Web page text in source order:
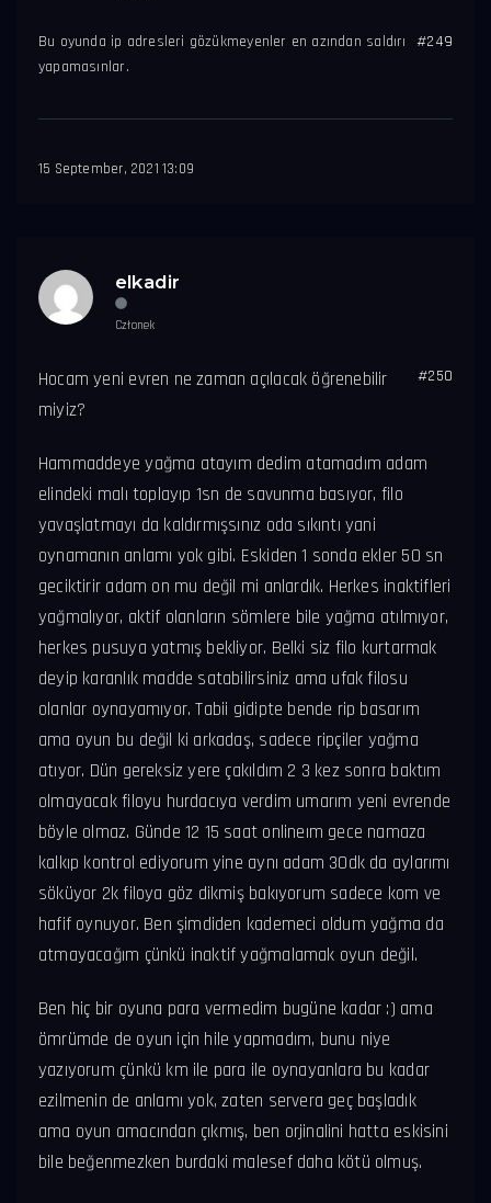
#249
Bu oyunda ip adresleri gözükmeyenler en azından saldırı
yapamasınlar.
15 September, 2021 13:09
elkadir
Członek
#250
Hocam yeni evren ne zaman açılacak öğrenebilir
miyiz?
Hammaddeye yağma atayım dedim atamadım adam
elindeki malı toplayıp 1sn de savunma basıyor, filo
yavaşlatmayı da kaldırmışsınız oda sıkıntı yani
oynamanın anlamı yok gibi. Eskiden 1 sonda ekler 50 sn
geciktirir adam on mu değil mi anlardık. Herkes inaktifleri
yağmalıyor, aktif olanların sömlere bile yağma atılmıyor,
herkes pusuya yatmış bekliyor. Belki siz filo kurtarmak
deyip karanlık madde satabilirsiniz ama ufak filosu
olanlar oynayamıyor. Tabii gidipte bende rip basarım
ama oyun bu değil ki arkadaş, sadece ripçiler yağma
atıyor. Dün gereksiz yere çakıldım 2 3 kez sonra baktım
olmayacak filoyu hurdacıya verdim umarım yeni evrende
böyle olmaz. Günde 12 15 saat onlineım gece namaza
kalkıp kontrol ediyorum yine aynı adam 30dk da aylarımı
söküyor 2k filoya göz dikmiş bakıyorum sadece kom ve
hafif oynuyor. Ben şimdiden kademeci oldum yağma da
atmayacağım çünkü inaktif yağmalamak oyun değil.
Ben hiç bir oyuna para vermedim bugüne kadar :) ama
ömrümde de oyun için hile yapmadım, bunu niye
yazıyorum çünkü km ile para ile oynayanlara bu kadar
ezilmenin de anlamı yok, zaten servera geç başladık
ama oyun amacından çıkmış, ben orjinalini hatta eskisini
bile beğenmezken burdaki malesef daha kötü olmuş.